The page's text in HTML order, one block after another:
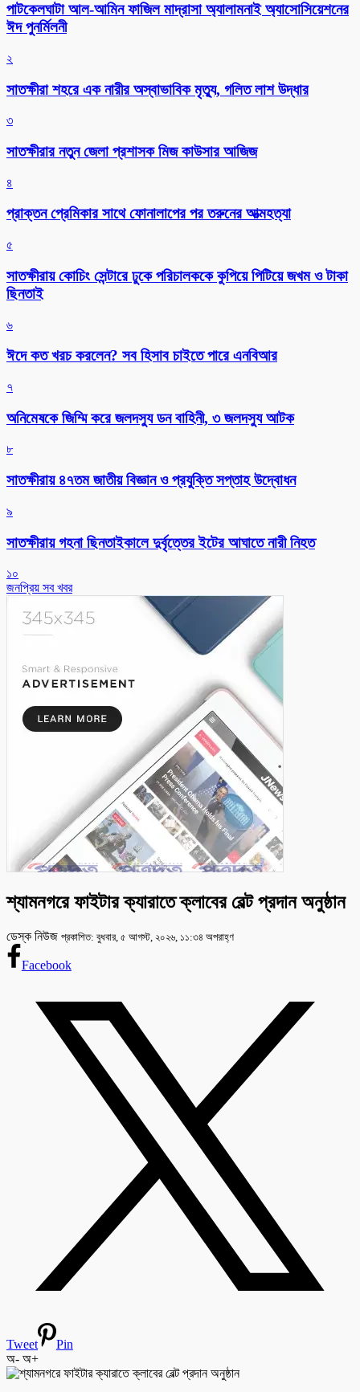
পাটকেলঘাটা আল-আমিন ফাজিল মাদ্রাসা অ্যালামনাই অ্যাসোসিয়েশনের
ঈদ পুনর্মিলনী
২
সাতক্ষীরা শহরে এক নারীর অস্বাভাবিক মৃত্যু, গলিত লাশ উদ্ধার
৩
সাতক্ষীরার নতুন জেলা প্রশাসক মিজ কাউসার আজিজ
৪
প্রাক্তন প্রেমিকার সাথে ফোনালাপের পর তরুনের আত্মহত্যা
৫
সাতক্ষীরায় কোচিং সেন্টারে ঢুকে পরিচালককে কুপিয়ে পিটিয়ে জখম ও টাকা
ছিনতাই
৬
ঈদে কত খরচ করলেন? সব হিসাব চাইতে পারে এনবিআর
৭
অনিমেষকে জিম্মি করে জলদস্যু ডন বাহিনী, ৩ জলদস্যু আটক
৮
সাতক্ষীরায় ৪৭তম জাতীয় বিজ্ঞান ও প্রযুক্তি সপ্তাহ উদ্বোধন
৯
সাতক্ষীরায় গহনা ছিনতাইকালে দুর্বৃত্তের ইটের আঘাতে নারী নিহত
১০
জনপ্রিয় সব খবর
শ্যামনগরে ফাইটার ক্যারাতে ক্লাবের বেল্ট প্রদান অনুষ্ঠান
ডেস্ক নিউজ প্রকাশিত: বুধবার, ৫ আগস্ট, ২০২৬, ১১:৩৪ অপরাহ্ণ
Facebook
Tweet
Pin
অ- অ+